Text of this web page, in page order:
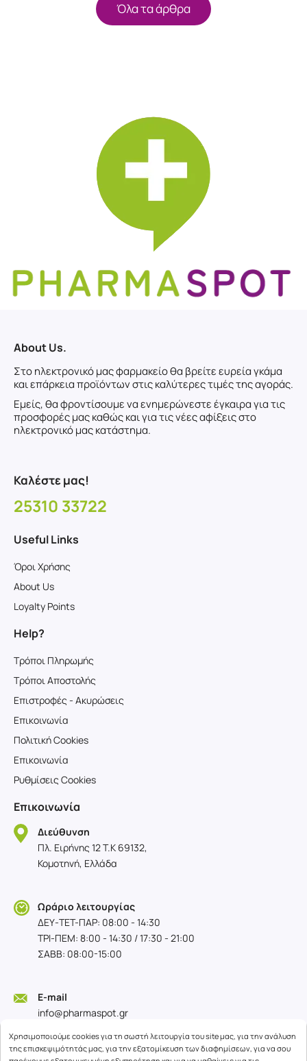
Όλα τα άρθρα
About Us.
Στο ηλεκτρονικό μας φαρμακείο θα βρείτε ευρεία γκάμα
και επάρκεια προϊόντων στις καλύτερες τιμές της αγοράς.
Εμείς, θα φροντίσουμε να ενημερώνεστε έγκαιρα για τις
προσφορές μας καθώς και για τις νέες αφίξεις στο
ηλεκτρονικό μας κατάστημα.
Καλέστε μας!
25310 33722
Useful Links
Όροι Χρήσης
About Us
Loyalty Points
Help?
Τρόποι Πληρωμής
Τρόποι Αποστολής
Επιστροφές - Ακυρώσεις
Επικοινωνία
Πολιτική Cookies
Επικοινωνία
Ρυθμίσεις Cookies
Επικοινωνία
Διεύθυνση
Πλ. Ειρήνης 12 T.K 69132,
Κομοτηνή, Ελλάδα
Ωράριο λειτουργίας
ΔΕΥ-TET-ΠΑΡ: 08:00 - 14:30
ΤΡΙ-ΠΕΜ: 8:00 - 14:30 / 17:30 - 21:00
ΣΑΒΒ: 08:00-15:00
E-mail
info@pharmaspot.gr
Χρησιμοποιούμε cookies για τη σωστή λειτουργία του site μας, για την ανάλυση
της επισκεψιμότητάς μας, για την εξατομίκευση των διαφημίσεων, για να σου